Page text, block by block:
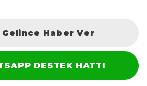
Gelince Haber Ver
DESTEK HATTI